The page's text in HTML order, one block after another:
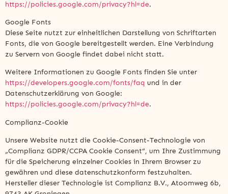
https://policies.google.com/privacy?hl=de.
Google Fonts
Diese Seite nutzt zur einheitlichen Darstellung von Schriftarten
Fonts, die von Google bereitgestellt werden. Eine Verbindung
zu Servern von Google findet dabei nicht statt.
Weitere Informationen zu Google Fonts finden Sie unter
https://developers.google.com/fonts/faq und in der
Datenschutzerklärung von Google:
https://policies.google.com/privacy?hl=de.
Complianz-Cookie
Unsere Website nutzt die Cookie-Consent-Technologie von
„Complianz GDPR/CCPA Cookie Consent“, um Ihre Zustimmung
für die Speicherung einzelner Cookies in Ihrem Browser zu
gewähren und diese datenschutzkonform festzuhalten.
Hersteller dieser Technologie ist Complianz B.V., Atoomweg 6b,